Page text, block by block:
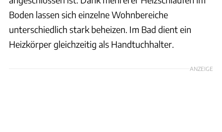
Boden lassen sich einzelne Wohnbereiche
unterschiedlich stark beheizen. Im Bad dient ein
Heizkörper gleichzeitig als Handtuchhalter.
ANZEIGE